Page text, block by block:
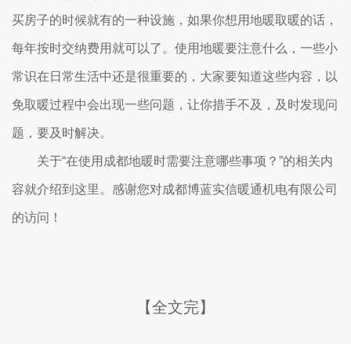
买房子的时候就有的一种设施，如果你想用地暖取暖的话，
每年按时交纳费用就可以了。使用地暖要注意什么，一些小
常识在日常生活中还是很重要的，大家要知道这些内容，以
免取暖过程中会出现一些问题，让你措手不及，及时发现问
题，要及时解决。
关于“在使用成都地暖时需要注意哪些事项？”的相关内
容就介绍到这里。感谢您对成都博蓝实信暖通机电有限公司
的访问！
【全文完】